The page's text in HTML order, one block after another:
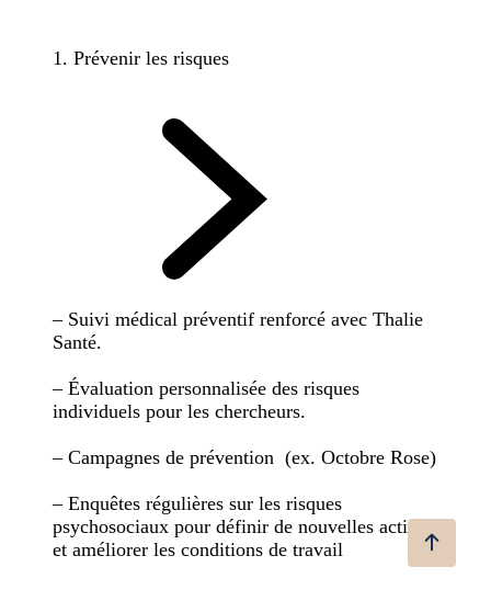
1. Prévenir les risques
– Suivi médical préventif renforcé avec Thalie
Santé.
– Évaluation personnalisée des risques
individuels pour les chercheurs.
– Campagnes de prévention (ex. Octobre Rose)
– Enquêtes régulières sur les risques
psychosociaux pour définir de nouvelles actions
et améliorer les conditions de travail